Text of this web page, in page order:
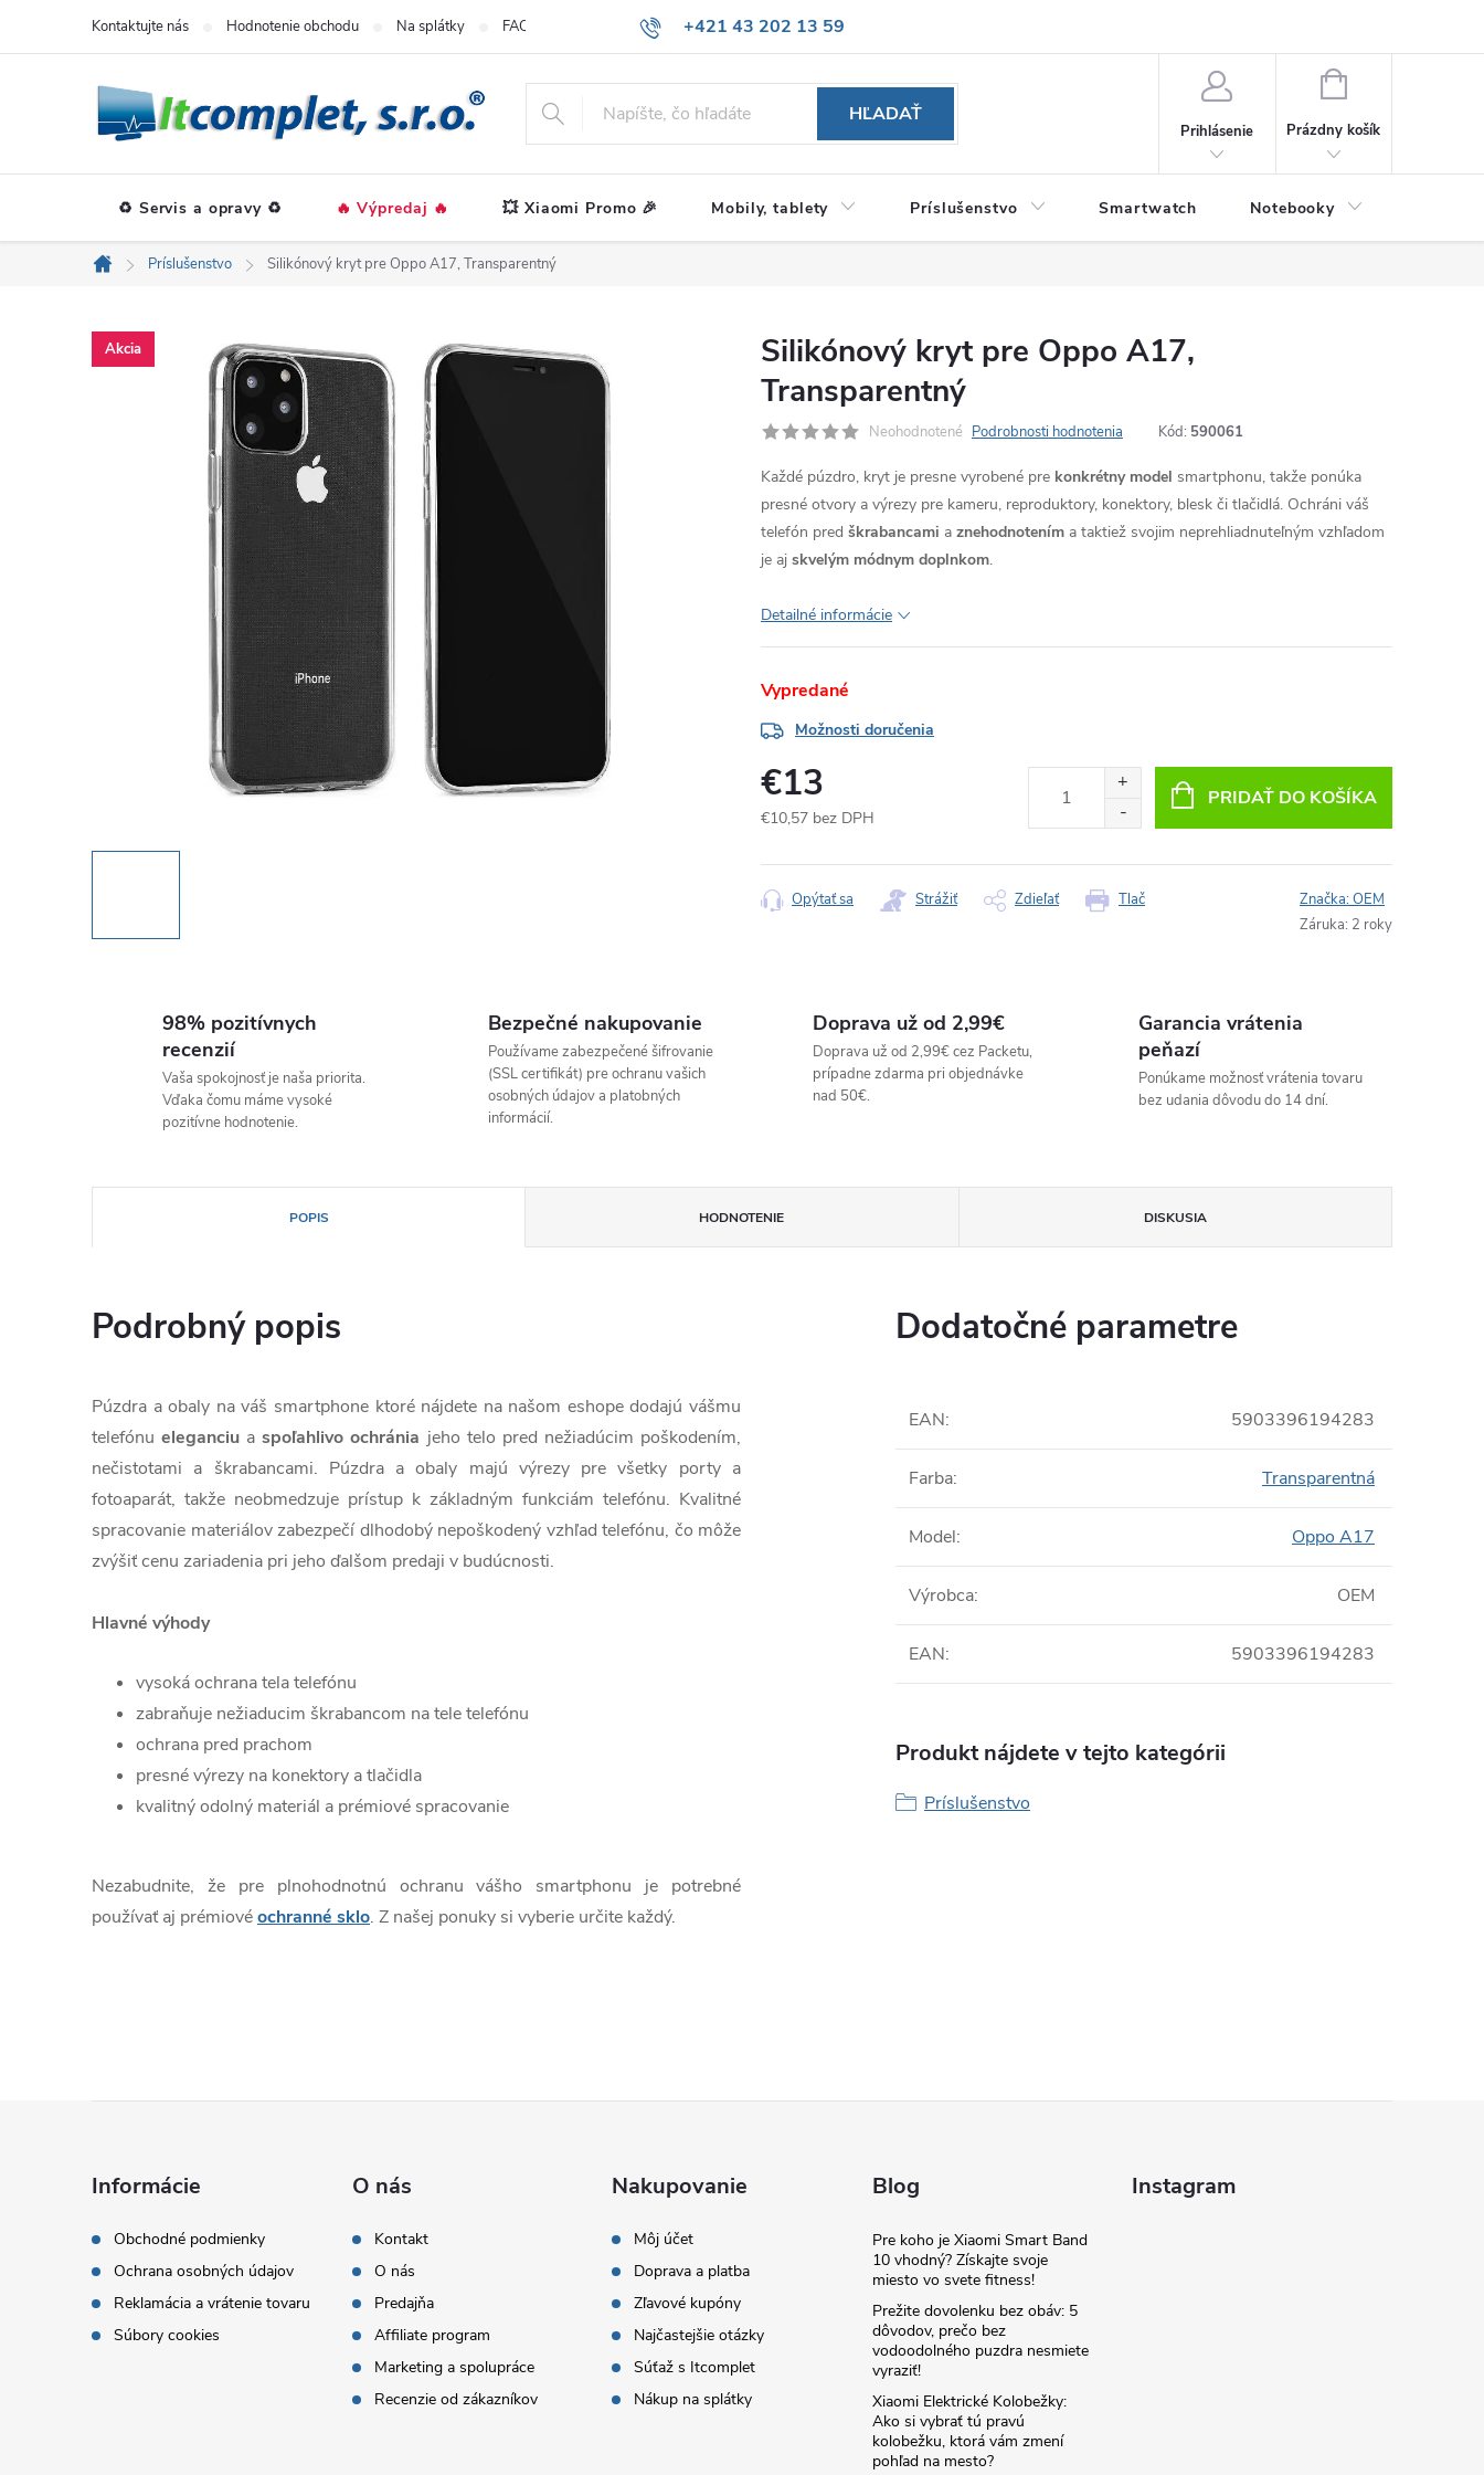
+421 43 202 13 59
Kontaktujte nás Hodnotenie obchodu Na splátky FAQ
HĽADAŤ
Prihlásenie
NÁKUPNÝ
Prázdny košík
♻️ Servis a opravy ♻️ 🔥 Výpredaj 🔥 💥 Xiaomi Promo 🎉 Mobily, tablety Príslušenstvo Smartwatch Notebooky
Domov
Príslušenstvo Silikónový kryt pre Oppo A17, Transparentný
Akcia
Silikónový kryt pre Oppo A17,
Transparentný
Neohodnotené Podrobnosti hodnotenia Kód: 590061
Každé púzdro, kryt je presne vyrobené pre konkrétny model smartphonu, takže ponúka
presné otvory a výrezy pre kameru, reproduktory, konektory, blesk či tlačidlá. Ochráni váš
telefón pred škrabancami a znehodnotením a taktiež svojim neprehliadnuteľným vzhľadom
je aj skvelým módnym doplnkom.
Detailné informácie
Vypredané
Možnosti doručenia
€13
€10,57 bez DPH
cena:
PRIDAŤ DO KOŠÍKA
Tlač
Opýtať sa Strážiť Zdieľať Značka:OEM
Záruka: 2 roky
98% pozitívnych
recenzií
Vaša spokojnosť je naša priorita.
Vďaka čomu máme vysoké
pozitívne hodnotenie.
Bezpečné nakupovanie
Používame zabezpečené šifrovanie
(SSL certifikát) pre ochranu vašich
osobných údajov a platobných
informácií.
Doprava už od 2,99€
Doprava už od 2,99€ cez Packetu,
prípadne zdarma pri objednávke
nad 50€.
Garancia vrátenia
peňazí
Ponúkame možnosť vrátenia tovaru
bez udania dôvodu do 14 dní.
POPIS HODNOTENIE DISKUSIA
Podrobný popis
Púzdra a obaly na váš smartphone ktoré nájdete na našom eshope dodajú vášmu
telefónueleganciu aspoľahlivo ochránia jeho telo pred nežiadúcim poškodením,
nečistotami a škrabancami. Púzdra a obaly majú výrezy pre všetky porty a
fotoaparát, takže neobmedzuje prístup k základným funkciám telefónu. Kvalitné
spracovanie materiálov zabezpečí dlhodobý nepoškodený vzhľad telefónu, čo môže
zvýšiť cenu zariadenia pri jeho ďalšom predaji v budúcnosti.
Hlavné výhody
vysoká ochrana tela telefónu
zabraňuje nežiaducim škrabancom na tele telefónu
ochrana pred prachom
presné výrezy na konektory a tlačidla
kvalitný odolný materiál a prémiové spracovanie
Nezabudnite, že pre plnohodnotnú ochranu vášho smartphonu je potrebné
používať aj prémiovéochranné sklo. Z našej ponuky si vyberie určite každý.
Dodatočné parametre
EAN: 5903396194283
Farba: Transparentná
Model: Oppo A17
Výrobca: OEM
EAN: 5903396194283
Produkt nájdete v tejto kategórii
Príslušenstvo
Informácie
Obchodné podmienky
Ochrana osobných údajov
Reklamácia a vrátenie tovaru
Súbory cookies
O nás
Kontakt
O nás
Predajňa
Affiliate program
Marketing a spolupráce
Recenzie od zákazníkov
Nakupovanie
Môj účet
Doprava a platba
Zľavové kupóny
Najčastejšie otázky
Súťaž s Itcomplet
Nákup na splátky
Blog
Pre koho je Xiaomi Smart Band
10 vhodný? Získajte svoje
miesto vo svete fitness!
Prežite dovolenku bez obáv: 5
dôvodov, prečo bez
vodoodolného puzdra nesmiete
vyraziť!
Xiaomi Elektrické Kolobežky:
Ako si vybrať tú pravú
kolobežku, ktorá vám zmení
pohľad na mesto?
Instagram